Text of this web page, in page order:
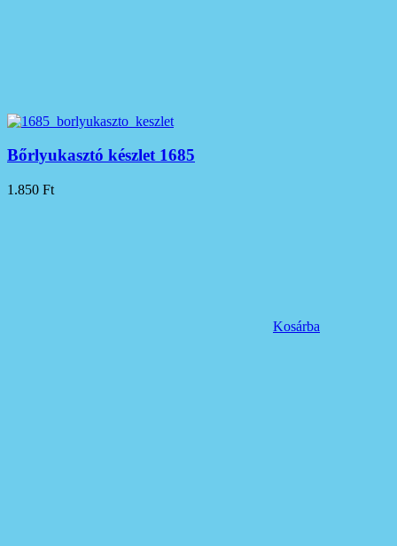
Bőrlyukasztó készlet 1685
1.850 Ft
Kosárba